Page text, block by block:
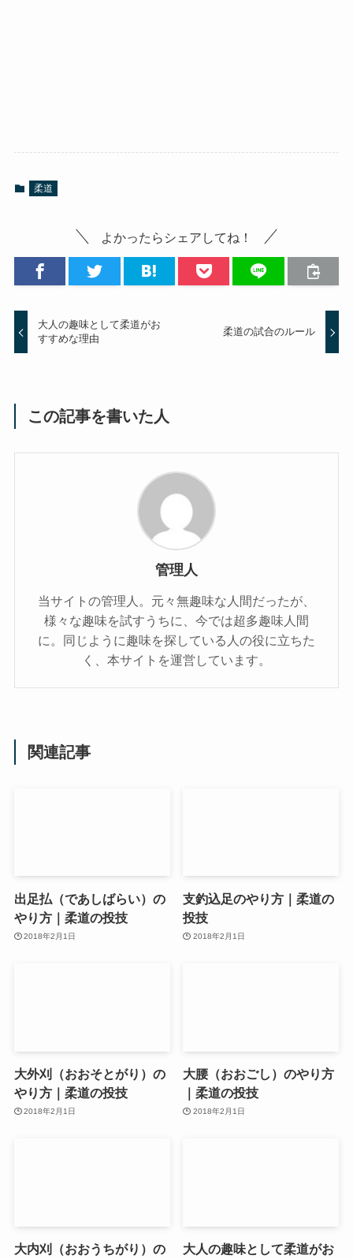
柔道
よかったらシェアしてね！
大人の趣味として柔道がお
すすめな理由
柔道の試合のルール
この記事を書いた人
管理人
当サイトの管理人。元々無趣味な人間だったが、
様々な趣味を試すうちに、今では超多趣味人間
に。同じように趣味を探している人の役に立ちた
く、本サイトを運営しています。
関連記事
出足払（であしばらい）の
やり方｜柔道の投技
2018年2月1日
支釣込足のやり方｜柔道の
投技
2018年2月1日
大外刈（おおそとがり）の
やり方｜柔道の投技
2018年2月1日
大腰（おおごし）のやり方
｜柔道の投技
2018年2月1日
大内刈（おおうちがり）の
大人の趣味として柔道がお